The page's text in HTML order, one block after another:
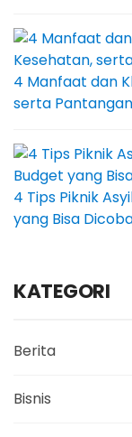
4 Manfaat dan
serta
4 Tips Piknik
yang Bisa
KATEGORI
Berita
Bisnis